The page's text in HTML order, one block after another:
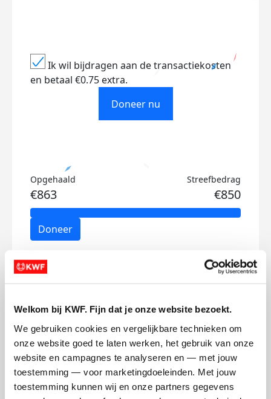
Welkom bij KWF. Fijn dat je onze website bezoekt.
We gebruiken cookies en vergelijkbare technieken om
onze website goed te laten werken, het gebruik van onze
website en campagnes te analyseren en — met jouw
toestemming — voor marketingdoeleinden. Met jouw
toestemming kunnen wij en onze partners gegevens
Ik wil bijdragen aan de transactiekosten
en betaal €0.75 extra.
Doneer nu
Opgehaald
€863
Streefbedrag
€850
Doneer